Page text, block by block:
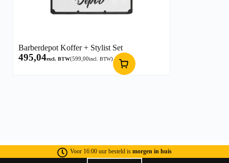
Barberdepot Koffer + Stylist Set
495,04excl. BTW(599,00incl. BTW)
Voor 16:00 uur besteld is morgen in huis